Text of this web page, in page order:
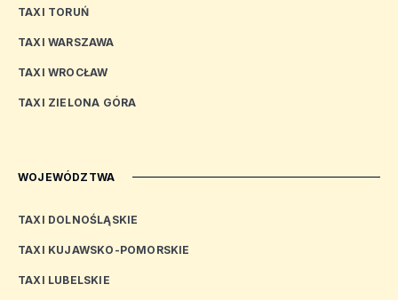
TAXI TORUŃ
TAXI WARSZAWA
TAXI WROCŁAW
TAXI ZIELONA GÓRA
WOJEWÓDZTWA
TAXI DOLNOŚLĄSKIE
TAXI KUJAWSKO-POMORSKIE
TAXI LUBELSKIE